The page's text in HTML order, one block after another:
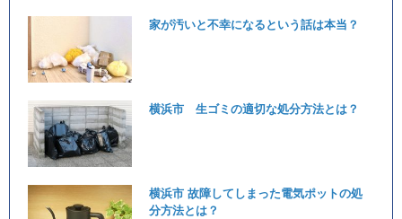
家が汚いと不幸になるという話は本当？
横浜市 生ゴミの適切な処分方法とは？
横浜市 故障してしまった電気ポットの処
分方法とは？